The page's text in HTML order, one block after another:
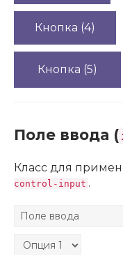
Кнопка (4)
Кнопка (5)
Поле ввода (
Класс для
control-input .